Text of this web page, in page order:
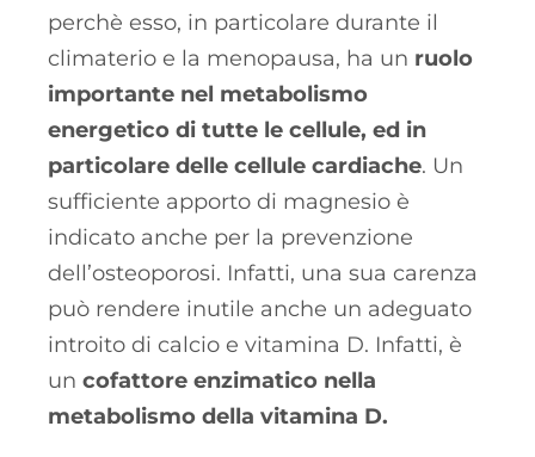
perchè esso, in particolare durante il
climaterio e la menopausa, ha un ruolo
importante nel metabolismo
energetico di tutte le cellule, ed in
particolare delle cellule cardiache. Un
sufficiente apporto di magnesio è
indicato anche per la prevenzione
dell’osteoporosi. Infatti, una sua carenza
può rendere inutile anche un adeguato
introito di calcio e vitamina D. Infatti, è
un cofattore enzimatico nella
metabolismo della vitamina D.